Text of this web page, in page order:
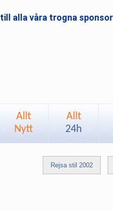
alla våra trogna
Allt
Nytt
Allt
24h
Rejsa stil 2002